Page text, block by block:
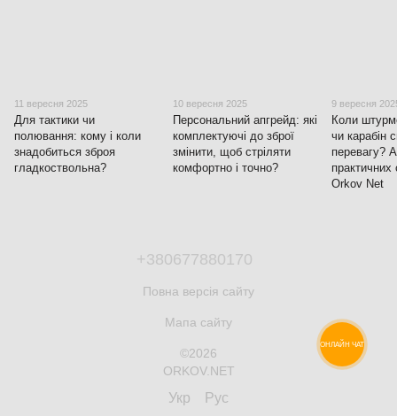
11 вересня 2025
Для тактики чи
полювання: кому і коли
знадобиться зброя
гладкоствольна?
10 вересня 2025
Персональний апгрейд: які
комплектуючі до зброї
змінити, щоб стріляти
комфортно і точно?
9 вересня
Коли
чи карабін
перевагу?
практичних
Orkov Net
+380677880170
Повна версія сайту
Мапа сайту
©2026
ORKOV.NET
Укр Рус
ОНЛАЙН ЧАТ